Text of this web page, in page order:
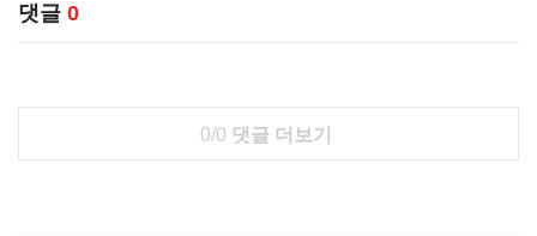
댓글 0
0/0 댓글 더보기